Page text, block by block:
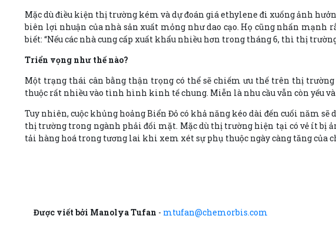
Mặc dù điều kiện thị trường kém và dự đoán giá ethylene đi xuống ảnh
biên lợi nhuận của nhà sản xuất mỏng như dao cạo. Họ cũng nhấn mạnh
biết: “Nếu các nhà cung cấp xuất khẩu nhiều hơn trong tháng 6, thì thị
Triển vọng như thế nào?
Một trạng thái cân bằng thận trọng có thể sẽ chiếm ưu thế trên thị
thuộc rất nhiều vào tình hình kinh tế chung. Miễn là nhu cầu vẫn còn yếu
Tuy nhiên, cuộc khủng hoảng Biển Đỏ có khả năng kéo dài đến cuối năm
thị trường trong ngành phải đối mặt. Mặc dù thị trường hiện tại có vẻ ít bị
tải hàng hoá trong tương lai khi xem xét sự phụ thuộc ngày càng tăng của
Được viết bởi Manolya Tufan - mtufan@chemorbis.com